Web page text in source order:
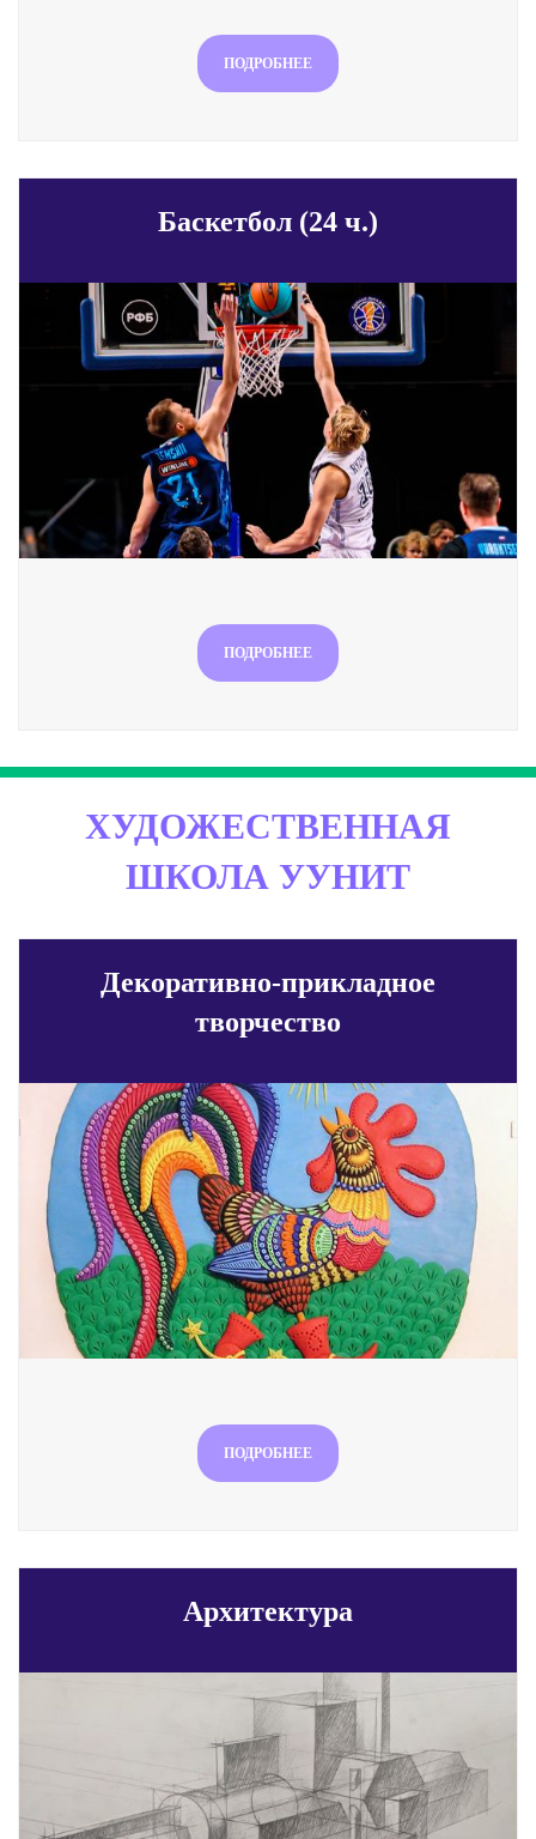
ПОДРОБНЕЕ
Баскетбол (24 ч.)
ПОДРОБНЕЕ
ХУДОЖЕСТВЕННАЯ
ШКОЛА УУНИТ
Декоративно-прикладное
творчество
ПОДРОБНЕЕ
Архитектура